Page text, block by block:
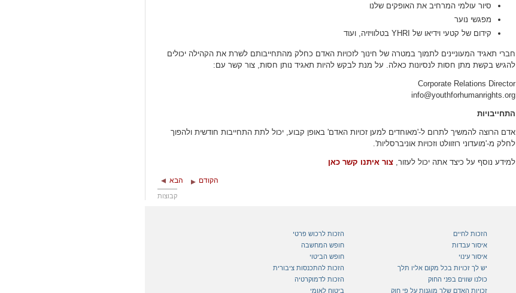
סיור עולמי המרחיב את האופקים שלנו
מפגשי נוער
קידום של קטעי וידיאו של YHRI בטלוויזיה, ועוד
חברי תאגיד המעוניינים לתמוך במטרה של חינוך לזכויות האדם כחלק מהתחייבותם לשרת את הקהילה יכולים
להגיש בקשת מתן חסות לנסיונות כאלה. על מנת לבקש להיות תאגיד נותן חסות, צור קשר עם:
Corporate Relations Director
info@youthforhumanrights.org
התחייבויות
אדם הרוצה להמשיך לתרום ל-'מאוחדים למען זכויות האדם' באופן קבוע, יכול לתת התחייבות חודשית ולהפוך
לחלק מ-'מועדוני רוזוולט וזכויות אוניברסליות'.
למידע נוסף על כיצד אתה יכול לעזור, צור איתנו קשר כאן
הקודם הבא
קבוצות
הזכות לחיים
איסור עבדות
איסור עינוי
יש לך זכויות בכל מקום אליו תלך
כולנו שווים בפני החוק
זכויות האדם שלך מוגנות על פי חוק
הזכות לרכוש פרטי
חופש המחשבה
חופש הביטוי
הזכות להתכנסות ציבורית
הזכות לדמוקרטיה
ביטוח לאומי